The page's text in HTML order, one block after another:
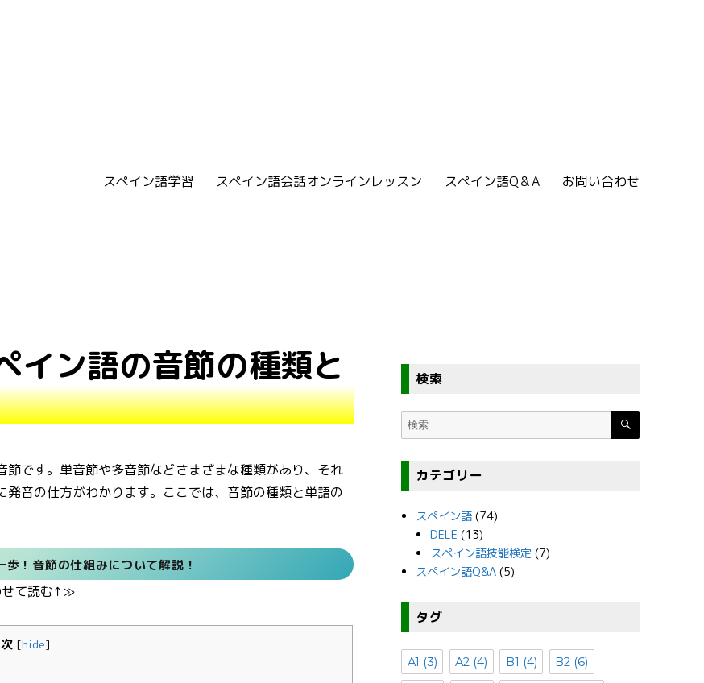
スペイン語学習 スペイン語会話オンラインレッスン スペイン語Q＆A お問い合わせ
イン語の音節の種類と
です。単音節や多音節などさまざまな種類があり、それ
音の仕方がわかります。ここでは、音節の種類と単語の
！音節の仕組みについて解説！
て読む↑≫
[hide]
検索
検
索:
検
カテゴリー
スペイン語(74)
DELE (13)
スペイン語技能検定 (7)
スペイン語Q&A(5)
タグ
A1 (3) A2 (4) B1 (4) B2 (6)